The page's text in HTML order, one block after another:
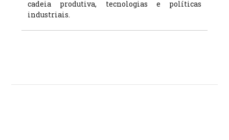
cadeia produtiva, tecnologias e políticas
industriais.